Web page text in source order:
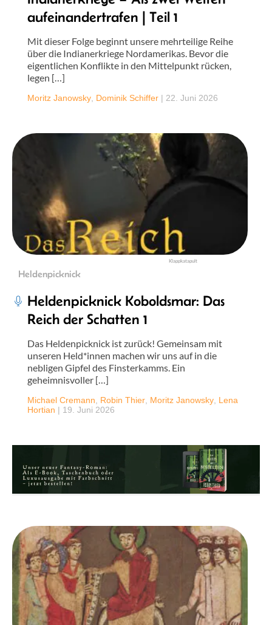
aufeinandertrafen | Teil 1
Mit dieser Folge beginnt unsere mehrteilige Reihe
über die Indianerkriege Nordamerikas. Bevor die
eigentlichen Konflikte in den Mittelpunkt rücken,
legen […]
Moritz Janowsky, Dominik Schiffer | 22. Juni 2026
Klappkatapult
Heldenpicknick
Heldenpicknick Koboldsmar: Das
Reich der Schatten 1
Das Heldenpicknick ist zurück! Gemeinsam mit
unseren Held*innen machen wir uns auf in die
nebligen Gipfel des Finsterkamms. Ein
geheimnisvoller […]
Michael Cremann, Robin Thier, Moritz Janowsky, Lena
Hortian | 19. Juni 2026